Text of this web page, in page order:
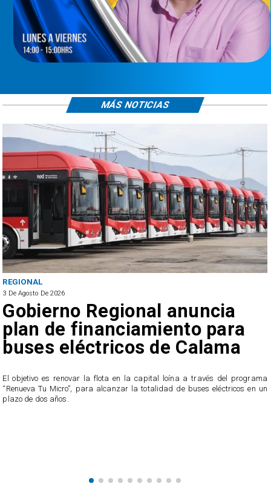
REGIONAL
3 De Agosto De 2026
Gobierno Regional anuncia
plan de financiamiento para
buses eléctricos de Calama
El objetivo es renovar la flota en la capital loína a través del programa
“Renueva Tu Micro”, para alcanzar la totalidad de buses eléctricos en un
plazo de dos años.
MÁS NOTICIAS